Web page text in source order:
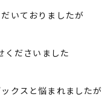
いておりましたが
くださいました
クスと悩まれましたが